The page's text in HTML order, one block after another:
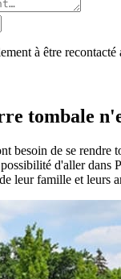
à être recontacté
tombale
besoin de se
d'aller dans
leur famille et leurs